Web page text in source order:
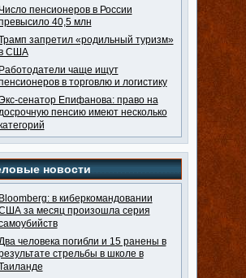
Число пенсионеров в России
40,5 млн
запретил «родильный туризм»
США
Работодатели чаще ищут
в торговлю и логистику
сенатор Епифанова: право на
пенсию имеют несколько
новости
Bloomberg: в киберкомандовании
за месяц произошла серия
человека погибли и 15 ранены в
стрельбы в школе в